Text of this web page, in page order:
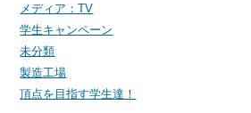
メディア：TV
学生キャンペーン
未分類
製造工場
頂点を目指す学生達！